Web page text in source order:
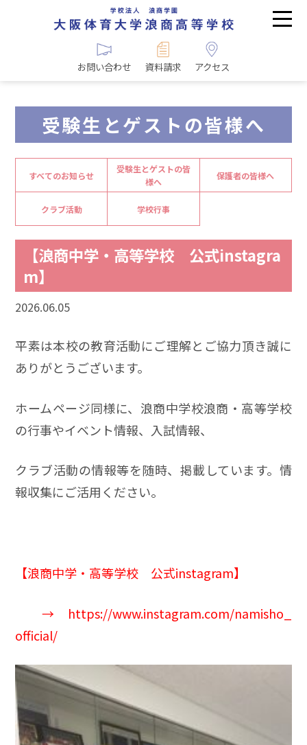
お問い合わせ 資料請求 アクセス
受験生とゲストの皆様へ
すべてのお知らせ
受験生とゲストの皆
様へ
保護者の皆様へ
クラブ活動 学校行事
【浪商中学・高等学校 公式instagra
m】
2026.06.05
平素は本校の教育活動にご理解とご協力頂き誠に
ありがとうございます。
ホームページ同様に、浪商中学校浪商・高等学校
の行事やイベント情報、入試情報、
クラブ活動の情報等を随時、掲載しています。情
報収集にご活用ください。
【浪商中学 ・高等学校 公式instagram】
→ https://www.instagram.com/namisho_
official/